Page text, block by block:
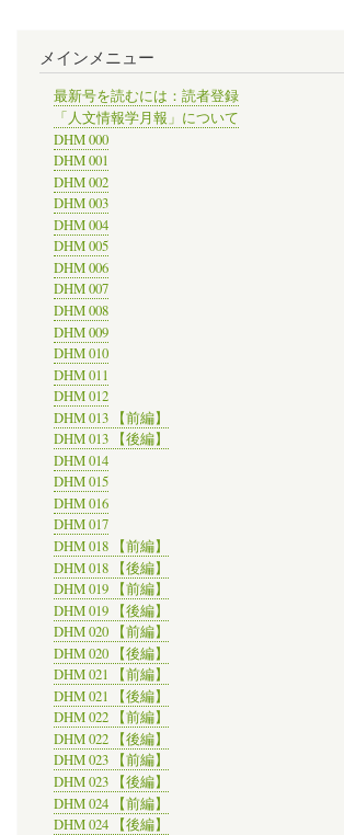
タ
ル
ヒ
ス
ト
の
メインメニュー
最新号を読むには：読者登録
「人文情報学月報」について
DHM 000
DHM 001
DHM 002
DHM 003
DHM 004
DHM 005
DHM 006
DHM 007
DHM 008
DHM 009
DHM 010
DHM 011
DHM 012
DHM 013 【前編】
DHM 013 【後編】
DHM 014
DHM 015
DHM 016
DHM 017
DHM 018 【前編】
DHM 018 【後編】
DHM 019 【前編】
DHM 019 【後編】
DHM 020 【前編】
DHM 020 【後編】
DHM 021 【前編】
DHM 021 【後編】
DHM 022 【前編】
DHM 022 【後編】
DHM 023 【前編】
DHM 023 【後編】
DHM 024 【前編】
DHM 024 【後編】